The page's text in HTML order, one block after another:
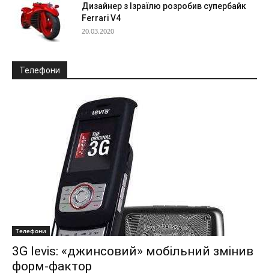
Дизайнер з Ізраїлю розробив супербайк
Ferrari V4
20.03.2020
Телефони
Телефони
3G levis: «джинсовий» мобільний змінив
форм-фактор